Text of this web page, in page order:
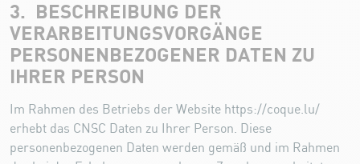
3. BESCHREIBUNG DER
VERARBEITUNGSVORGÄNGE
PERSONENBEZOGENER DATEN ZU
IHRER PERSON
Im Rahmen des Betriebs der Website https://coque.lu/
erhebt das CNSC Daten zu Ihrer Person. Diese
personenbezogenen Daten werden gemäß und im Rahmen